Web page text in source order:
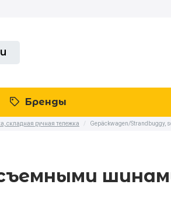
Бренды
складная ручная тележка / Gepäckwagen/Strandbuggy,